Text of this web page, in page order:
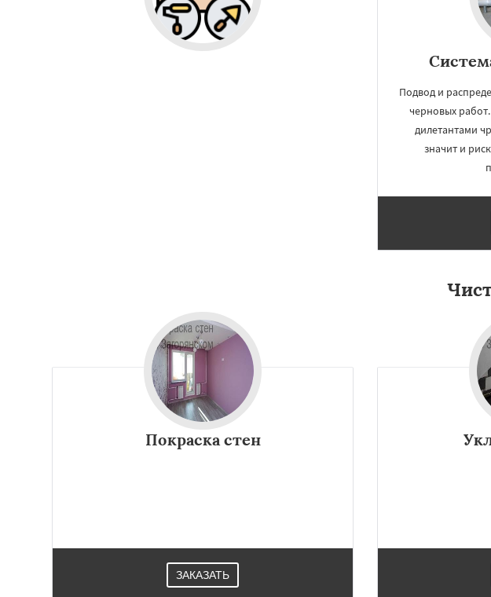
Подвод и
черновых
дилетантами
значит и
Покраска стен
ЗАКАЗАТЬ